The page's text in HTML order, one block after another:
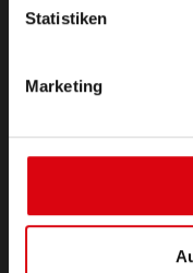
Statistiken
Marketing
Starter- &
(Semi-) Traktion &
Anwendungsbereiche